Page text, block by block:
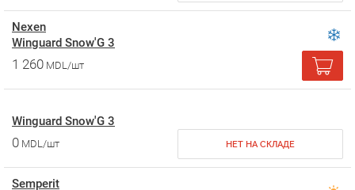
Nexen
Winguard Snow'G 3
1 260 MDL/шт
Winguard Snow'G 3
0 MDL/шт НЕТ НА СКЛАДЕ
Semperit